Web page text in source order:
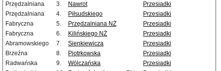
Przędzalniana
3. Nawrot
Przesiadki
Przędzalniana
4. Piłsudskiego
Przesiadki
Fabryczna
5. Przędzalniana NŻ
Przesiadki
Fabryczna
6. Kilińskiego NŻ
Przesiadki
Abramowskiego
7. Sienkiewicza
Przesiadki
Brzeźna
8. Piotrkowska
Przesiadki
Radwańska
9. Wólczańska
Przesiadki